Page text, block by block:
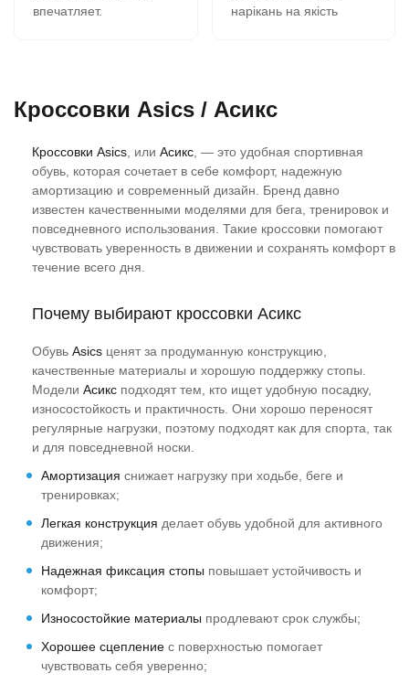
впечатляет.
К качеству никаких
полёт нормальный.
Сегодня заказываю
нарікань на якість
отримав всім
Кроссовки Asics / Асикс
Кроссовки Asics , или Асикс , — это удобная спортивная
обувь, которая сочетает в себе комфорт, надежную
амортизацию и современный дизайн. Бренд давно
известен качественными моделями для бега, тренировок и
повседневного использования. Такие кроссовки помогают
чувствовать уверенность в движении и сохранять комфорт в
течение всего дня.
Почему выбирают кроссовки Асикс
Обувь Asics ценят за продуманную конструкцию,
качественные материалы и хорошую поддержку стопы.
Модели Асикс подходят тем, кто ищет удобную посадку,
износостойкость и практичность. Они хорошо переносят
регулярные нагрузки, поэтому подходят как для спорта, так
и для повседневной носки.
Амортизация снижает нагрузку при ходьбе, беге и
тренировках;
Легкая конструкция делает обувь удобной для активного
движения;
Надежная фиксация стопы повышает устойчивость и
комфорт;
Износостойкие материалы продлевают срок службы;
Хорошее сцепление с поверхностью помогает
чувствовать себя уверенно;